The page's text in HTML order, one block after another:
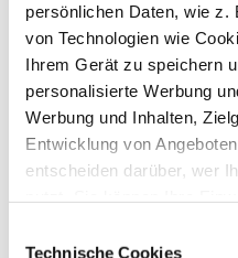
persönlichen Daten, wie
von Technologien wie
Ihrem Gerät zu speichern
personalisierte Werbung
Werbung und Inhalten,
Entwicklung von
entscheiden darüber, wer
Trigger Symbol ändern oder
Technische Cookies
Schwedhelm zur
Beratung gekommen.
das Steuerrecht
ihn aus, das
zwangsläufig dazu.
Partner der auf
Kölner Kanzlei Streck
besonders großes